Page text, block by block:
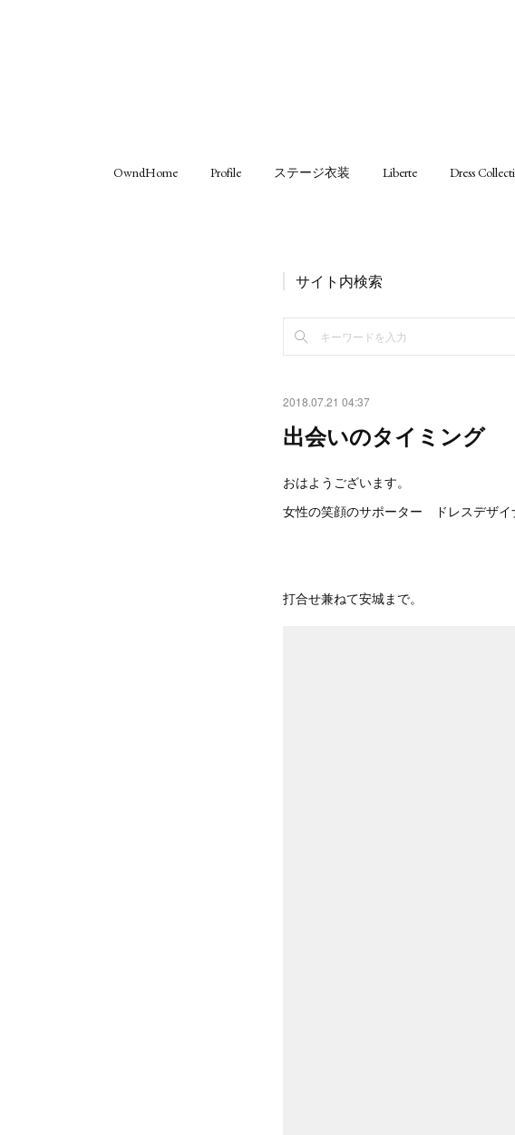
OwndHome Profile ステージ衣装 Liberte Dress
サイト内検索
2018.07.21 04:37
出会いのタイミング
おはようございます。
女性の笑顔のサポーター ドレスデザイ
打合せ兼ねて安城まで。